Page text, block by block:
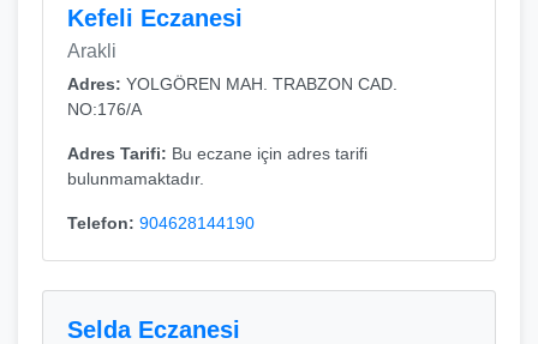
Kefeli Eczanesi
Arakli
Adres: YOLGÖREN MAH. TRABZON CAD.
NO:176/A
Adres Tarifi: Bu eczane için adres tarifi
bulunmamaktadır.
Telefon: 904628144190
Selda Eczanesi